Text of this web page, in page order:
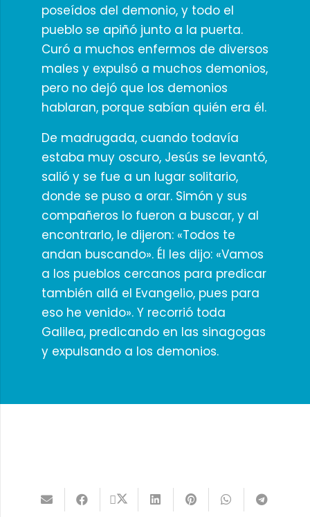
poseídos del demonio, y todo el
pueblo se apiñó junto a la puerta.
Curó a muchos enfermos de diversos
males y expulsó a muchos demonios,
pero no dejó que los demonios
hablaran, porque sabían quién era él.
De madrugada, cuando todavía
estaba muy oscuro, Jesús se levantó,
salió y se fue a un lugar solitario,
donde se puso a orar. Simón y sus
compañeros lo fueron a buscar, y al
encontrarlo, le dijeron: «Todos te
andan buscando». Él les dijo: «Vamos
a los pueblos cercanos para predicar
también allá el Evangelio, pues para
eso he venido». Y recorrió toda
Galilea, predicando en las sinagogas
y expulsando a los demonios.